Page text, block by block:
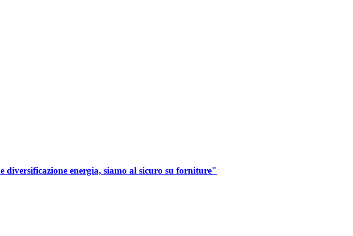
energia, siamo al sicuro su forniture"